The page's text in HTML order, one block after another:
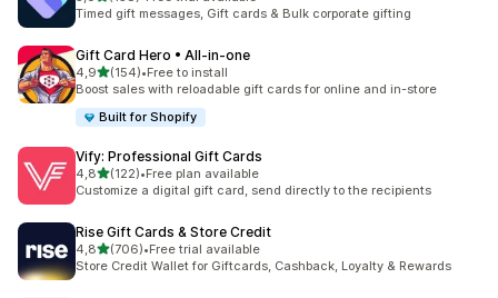
Totalt 158 omtaler
Timed gift messages, Gift cards & Bulk corporate gifting
Gift Card Hero • All‑in‑one
4,9av 5 stjerner
(154)
Totalt 154 omtaler
•Free to install
Boost sales with reloadable gift cards for online and in-store
Built for Shopify
Vify: Professional Gift Cards
4,8av 5 stjerner
(122)
Totalt 122 omtaler
•Free plan available
Customize a digital gift card, send directly to the recipients
Rise Gift Cards & Store Credit
4,8av 5 stjerner
(706)
Totalt 706 omtaler
•Free trial available
Store Credit Wallet for Giftcards, Cashback, Loyalty & Rewards